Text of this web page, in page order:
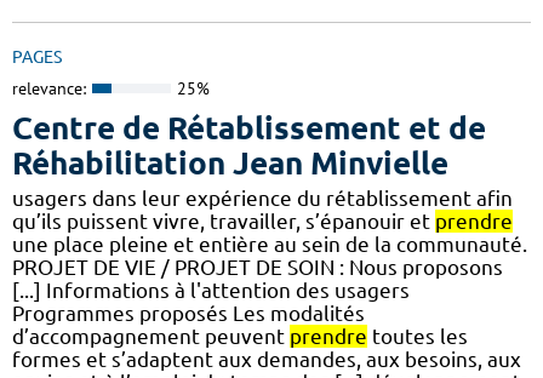
PAGES
relevance: 25%
Centre de Rétablissement et de
Réhabilitation Jean Minvielle
usagers dans leur expérience du rétablissement afin
qu’ils puissent vivre, travailler, s’épanouir et prendre
une place pleine et entière au sein de la communauté.
PROJET DE VIE / PROJET DE SOIN : Nous proposons
[...] Informations à l'attention des usagers
Programmes proposés Les modalités
d’accompagnement peuvent prendre toutes les
formes et s’adaptent aux demandes, aux besoins, aux